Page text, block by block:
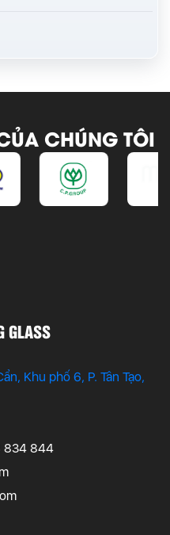
CHÚNG TÔI
GLASS
Khu phố 6, P. Tân Tạo,
834 844